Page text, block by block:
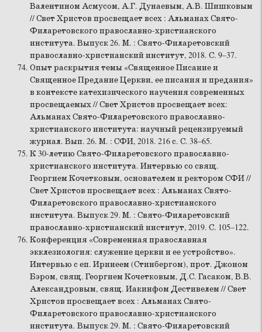
Валентином Асмусом, А.Г. Дунаевым, А.В. Шишковым
// Свет Христов просвещает всех : Альманах Свято-
Филаретовского православно-христианского
института. Выпуск 26. М. : Свято-Филаретовский
православно-христианский институт, 2018. С. 9–37.
Опыт раскрытия темы «Священное Писание и
Священное Предание Церкви, ее писания и предания»
в контексте катехизического научения современных
просвещаемых // Свет Христов просвещает всех:
Альманах Свято-Филаретовского православно-
христианского института: научный рецензируемый
журнал. Вып. 26. М. : СФИ, 2018. 216 с. С. 38–65.
К 30-летию Свято-Филаретовского православно-
христианского института. Интервью со свящ.
Георгием Кочетковым, основателем и ректором СФИ //
Свет Христов просвещает всех : Альманах Свято-
Филаретовского православно-христианского
института. Выпуск 29. М. : Свято-Филаретовский
православно-христианский институт, 2019. С. 105–122.
Конференция «Современная православная
экклезиология: служение церкви и ее устройство».
Интервью с еп. Иринеем (Стинбергом), прот. Джоном
Бэром, свящ. Георгием Кочетковым, Д.С. Гасаком, В.В.
Александровым, свящ. Иакинфом Дестивелем // Свет
Христов просвещает всех : Альманах Свято-
Филаретовского православно-христианского
института. Выпуск 29. М. : Свято-Филаретовский